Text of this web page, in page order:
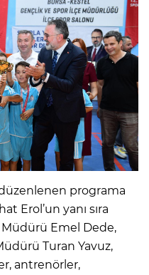
programa
Erol’un yanı sıra
Emel Dede,
Turan Yavuz,
antrenörler,